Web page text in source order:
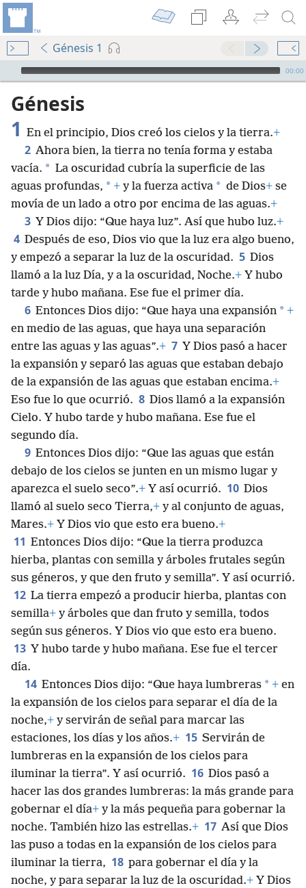
Génesis 1
Audio Player
00:00
Génesis
1 En el principio, Dios creó los cielos y la tierra.+
2 Ahora bien, la tierra no tenía forma y estaba
vacía. * La oscuridad cubría la superficie de las
aguas profundas, * + y la fuerza activa * de Dios+ se
movía de un lado a otro por encima de las aguas.+
3 Y Dios dijo: “Que haya luz”. Así que hubo luz.+
4 Después de eso, Dios vio que la luz era algo bueno,
y empezó a separar la luz de la oscuridad. 5 Dios
llamó a la luz Día, y a la oscuridad, Noche.+ Y hubo
tarde y hubo mañana. Ese fue el primer día.
6 Entonces Dios dijo: “Que haya una expansión * +
en medio de las aguas, que haya una separación
entre las aguas y las aguas”.+ 7 Y Dios pasó a hacer
la expansión y separó las aguas que estaban debajo
de la expansión de las aguas que estaban encima.+
Eso fue lo que ocurrió. 8 Dios llamó a la expansión
Cielo. Y hubo tarde y hubo mañana. Ese fue el
segundo día.
9 Entonces Dios dijo: “Que las aguas que están
debajo de los cielos se junten en un mismo lugar y
aparezca el suelo seco”.+ Y así ocurrió. 10 Dios
llamó al suelo seco Tierra,+ y al conjunto de aguas,
Mares.+ Y Dios vio que esto era bueno.+
11 Entonces Dios dijo: “Que la tierra produzca
hierba, plantas con semilla y árboles frutales según
sus géneros, y que den fruto y semilla”. Y así ocurrió.
12 La tierra empezó a producir hierba, plantas con
semilla+ y árboles que dan fruto y semilla, todos
según sus géneros. Y Dios vio que esto era bueno.
13 Y hubo tarde y hubo mañana. Ese fue el tercer
día.
14 Entonces Dios dijo: “Que haya lumbreras * + en
la expansión de los cielos para separar el día de la
noche,+ y servirán de señal para marcar las
estaciones, los días y los años.+ 15 Servirán de
lumbreras en la expansión de los cielos para
iluminar la tierra”. Y así ocurrió. 16 Dios pasó a
hacer las dos grandes lumbreras: la más grande para
gobernar el día+ y la más pequeña para gobernar la
noche. También hizo las estrellas.+ 17 Así que Dios
las puso a todas en la expansión de los cielos para
iluminar la tierra, 18 para gobernar el día y la
noche, y para separar la luz de la oscuridad.+ Y Dios